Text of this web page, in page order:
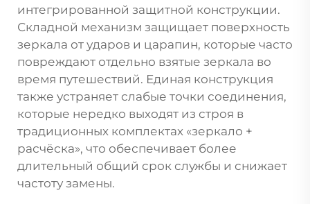
интегрированной защитной конструкции.
Складной механизм защищает поверхность
зеркала от ударов и царапин, которые часто
повреждают отдельно взятые зеркала во
время путешествий. Единая конструкция
также устраняет слабые точки соединения,
которые нередко выходят из строя в
традиционных комплектах «зеркало +
расчёска», что обеспечивает более
длительный общий срок службы и снижает
частоту замены.